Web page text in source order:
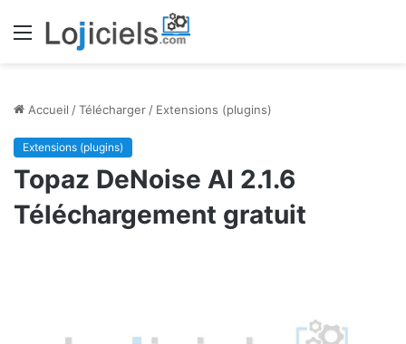
Menu
Accueil /Télécharger / Extensions (plugins)
Extensions (plugins)
Topaz DeNoise AI 2.1.6
Téléchargement gratuit